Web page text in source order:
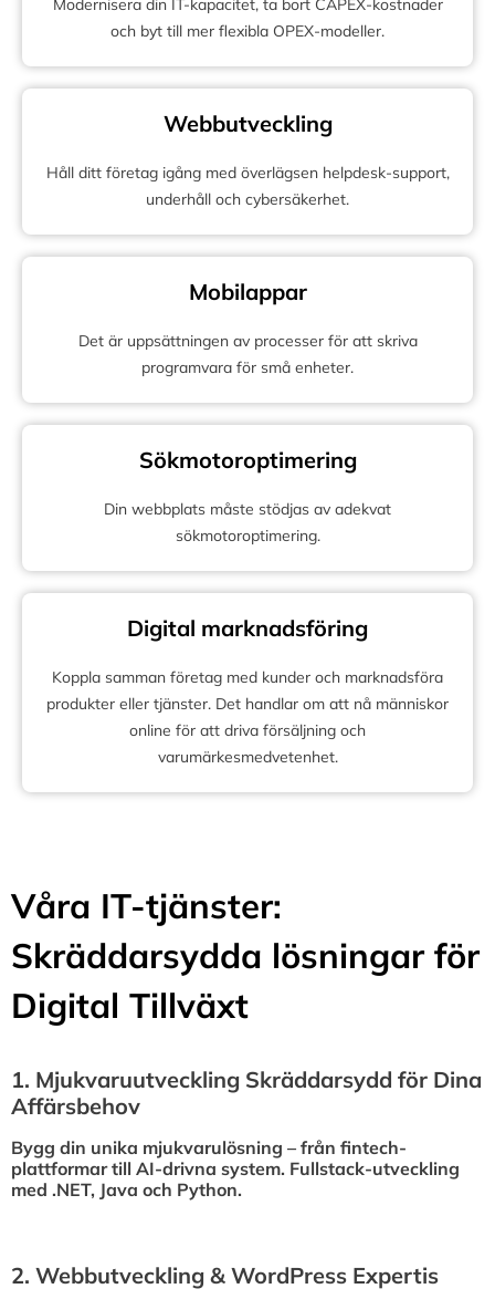
och byt till mer flexibla OPEX-modeller.
Webbutveckling
Håll ditt företag igång med överlägsen helpdesk-support,
underhåll och cybersäkerhet.
Mobilappar
Det är uppsättningen av processer för att skriva
programvara för små enheter.
Sökmotoroptimering
Din webbplats måste stödjas av adekvat
sökmotoroptimering.
Digital marknadsföring
Koppla samman företag med kunder och marknadsföra
produkter eller tjänster. Det handlar om att nå människor
online för att driva försäljning och
varumärkesmedvetenhet.
Våra IT-tjänster:
Skräddarsydda lösningar för
Digital Tillväxt
1.⁠ ⁠Mjukvaruutveckling Skräddarsydd för Dina
Affärsbehov
Bygg din unika mjukvarulösning – från fintech-
plattformar till AI-drivna system. Fullstack-utveckling
med .NET, Java och Python.
2.⁠ ⁠Webbutveckling & WordPress Expertis